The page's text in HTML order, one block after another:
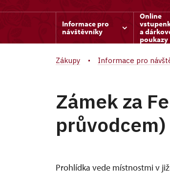
Informace pro
návštěvníky
Online
a
poukazy
Zákupy Informace pro
Zámek za
průvodcem)
Prohlídka vede místnostmi v